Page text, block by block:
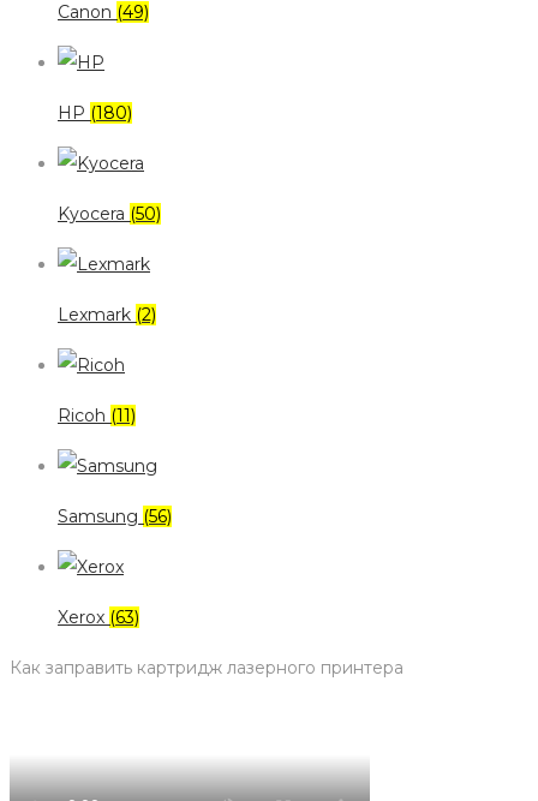
Canon (49)
HP (180)
Kyocera (50)
Lexmark (2)
Ricoh (11)
Samsung (56)
Xerox (63)
Как заправить картридж лазерного принтера